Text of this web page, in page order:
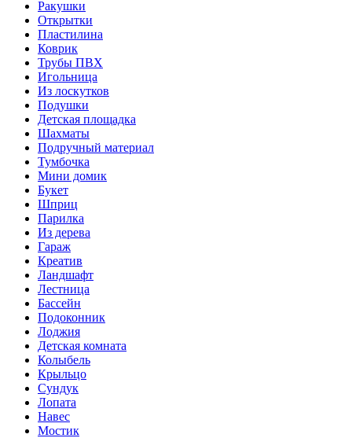
Ракушки
Открытки
Пластилина
Коврик
Трубы ПВХ
Игольница
Из лоскутков
Подушки
Детская площадка
Шахматы
Подручный материал
Тумбочка
Мини домик
Букет
Шприц
Парилка
Из дерева
Гараж
Креатив
Ландшафт
Лестница
Бассейн
Подоконник
Лоджия
Детская комната
Колыбель
Крыльцо
Сундук
Лопата
Навес
Мостик